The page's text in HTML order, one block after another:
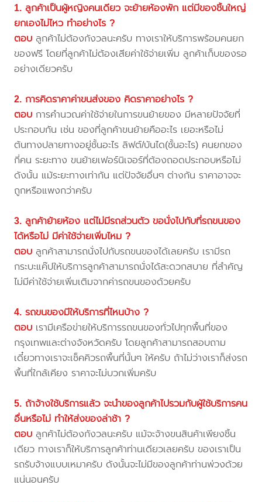
1. ลูกค้าเป็นผู้หญิงคนเดียว จะย้ายห้องพัก แต่มีของชิ้นใหญ่
ยกเองไม่ไหว ทำอย่างไร ?
ตอบ ลูกค้าไม่ต้องกังวลนะครับ ทางเราให้บริการพร้อมคนยก
ของฟรี โดยที่ลูกค้าไม่ต้องเสียค่าใช้จ่ายเพิ่ม ลูกค้าเก็บของรอ
อย่างเดียวครับ
2. การคิดราคาค่าขนส่งของ คิดราคาอย่างไร ?
ตอบ การคำนวณค่าใช้จ่ายในการขนย้ายของ มีหลายปัจจัยที่
ประกอบกัน เช่น ของที่ลูกค้าขนย้ายคืออะไร เยอะหรือไม่
ต้นทางปลายทางอยู่ชั้นอะไร ลิฟต์/บันได(ชั้นอะไร) คนยกของ
กี่คน ระยะทาง ขนย้ายเฟอร์นิเจอร์ที่ต้องถอดประกอบหรือไม่
ดังนั้น แม้ระยะทางเท่ากัน แต่ปัจจัยอื่นๆ ต่างกัน ราคาอาจจะ
ถูกหรือแพงกว่าครับ
3. ลูกค้าย้ายห้อง แต่ไม่มีรถส่วนตัว ขอนั่งไปกับที่รถขนของ
ได้หรือไม่ มีค่าใช้จ่ายเพิ่มไหม ?
ตอบ ลูกค้าสามารถนั่งไปกับรถขนของได้เลยครับ เรามีรถ
กระบะแค๊ปให้บริการลูกค้าสามารถนั่งได้สะดวกสบาย ที่สำคัญ
ไม่มีค่าใช้จ่ายเพิ่มเติมจากค่ารถขนของด้วยครับ
4. รถขนของมีให้บริการที่ไหนบ้าง ?
ตอบ เรามีเครือข่ายให้บริการรถขนของทั่วไปทุกพื้นที่ของ
กรุงเทพและต่างจังหวัดครับ โดยลูกค้าสามารถสอบถาม
เดี๋ยวทางเราจะเช็คคิวรถพื้นที่นั้นๆ ให้ครับ ถ้าไม่ว่างเราก็ส่งรถ
พื้นที่ใกล้เคียง ราคาจะไม่บวกเพิ่มครับ
5. ถ้าจ้างใช้บริการแล้ว จะนำของลูกค้าไปรวมกับผู้ใช้บริการคน
อื่นหรือไม่ ทำให้ส่งของล่าช้า ?
ตอบ ลูกค้าไม่ต้องกังวลนะครับ แม้จะจ้างขนสินค้าเพียงชิ้น
เดียว ทางเราก็ให้บริการลูกค้าท่านเดียวเลยครับ ของเราเป็น
รถรับจ้างแบบเหมาครับ ดังนั้นจะไม่มีของลูกค้าท่านพ่วงด้วย
แน่นอนครับ